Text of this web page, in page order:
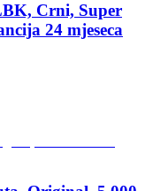
Crni, Super
24 mjeseca